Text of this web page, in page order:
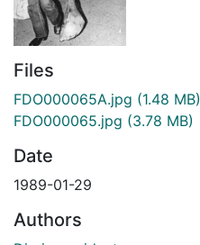
Files
FDO000065A.jpg (1.48 MB)
FDO000065.jpg (3.78 MB)
Date
1989-01-29
Authors